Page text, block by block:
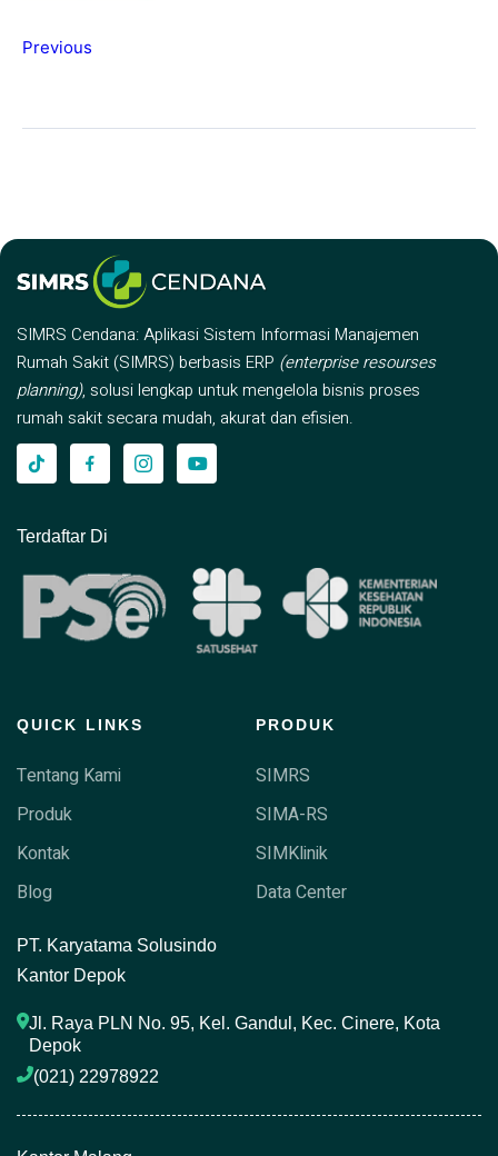
Previous
SIMRS Cendana: Aplikasi Sistem Informasi Manajemen
Rumah Sakit (SIMRS) berbasis ERP (enterprise resourses
planning), solusi lengkap untuk mengelola bisnis proses
rumah sakit secara mudah, akurat dan efisien.
Terdaftar Di
QUICK LINKS
Tentang Kami
Produk
Kontak
Blog
PRODUK
SIMRS
SIMA-RS
SIMKlinik
Data Center
PT. Karyatama Solusindo
Kantor Depok
Jl. Raya PLN No. 95, Kel. Gandul, Kec. Cinere, Kota
Depok
(021) 22978922